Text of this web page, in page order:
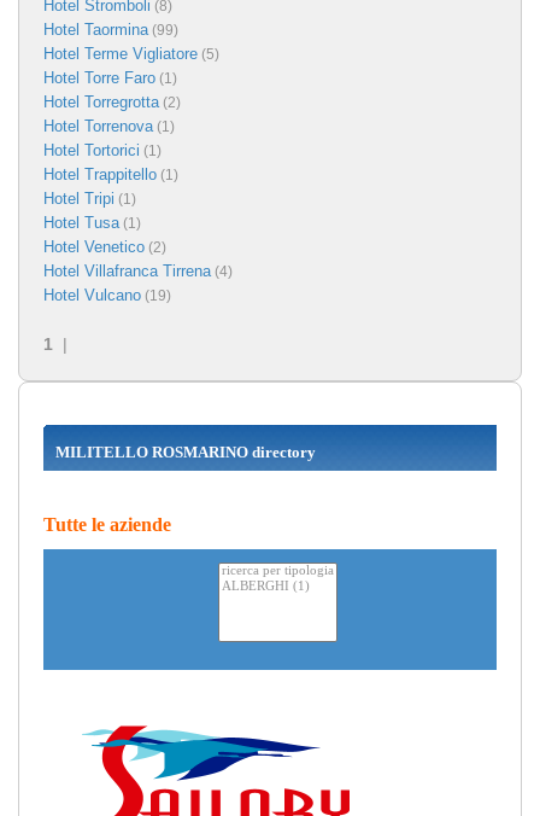
Hotel Stromboli (8)
Hotel Taormina(99)
Hotel Terme Vigliatore (5)
Hotel Torre Faro (1)
Hotel Torregrotta(2)
Hotel Torrenova(1)
Hotel Tortorici (1)
Hotel Trappitello (1)
Hotel Tripi (1)
Hotel Tusa(1)
Hotel Venetico (2)
Hotel Villafranca Tirrena(4)
Hotel Vulcano (19)
1 |
MILITELLO ROSMARINO directory
Tutte le aziende